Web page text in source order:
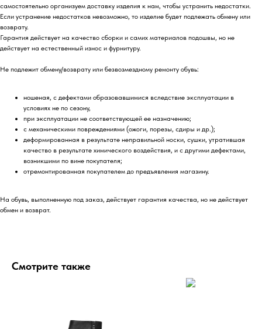
самостоятельно организуем доставку изделия к нам, чтобы устранить недостатки.
Если устранение недостатков невозможно, то изделие будет подлежать обмену или
возврату.
Гарантия действует на качество сборки и самих материалов подошвы, но не
действует на естественный износ и фурнитуру.
Не подлежит обмену/возврату или безвозмездному ремонту обувь:
ношеная, с дефектами образовавшимися вследствие эксплуатации в
условиях не по сезону,
при эксплуатации не соответствующей ее назначению;
с механическими повреждениями (ожоги, порезы, сдиры и др.);
деформированная в результате неправильной носки, сушки, утратившая
качество в результате химического воздействия, и с другими дефектами,
возникшими по вине покупателя;
отремонтированная покупателем до предъявления магазину.
На обувь, выполненную под заказ, действует гарантия качества, но не действует
обмен и возврат.
Смотрите также